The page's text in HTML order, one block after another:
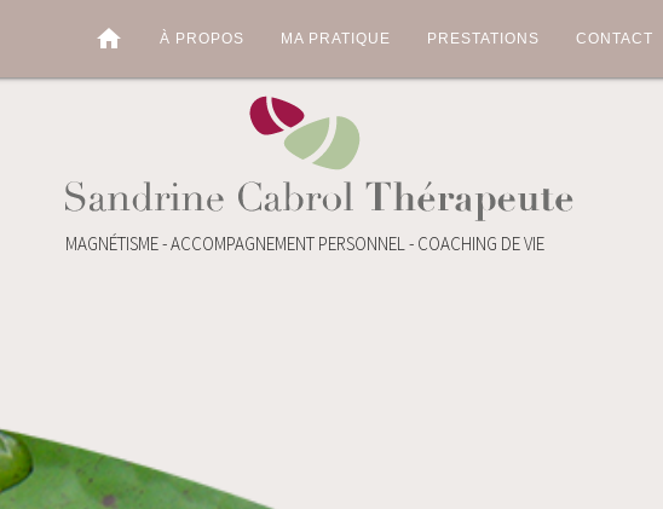
home À PROPOS MA PRATIQUE PRESTATIONS CONTACT
MAGNÉTISME - ACCOMPAGNEMENT PERSONNEL - COACHING DE VIE